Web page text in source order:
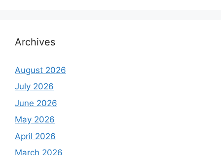
Archives
August 2026
July 2026
June 2026
May 2026
April 2026
March 2026